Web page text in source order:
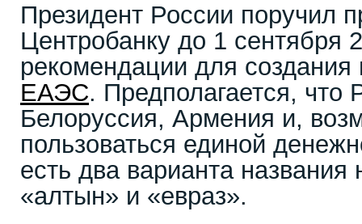
Президент России поручил
Центробанку до 1 сентября
рекомендации для создания
ЕАЭС. Предполагается, что
Белоруссия, Армения и,
пользоваться единой
есть два варианта
«алтын» и «евраз».